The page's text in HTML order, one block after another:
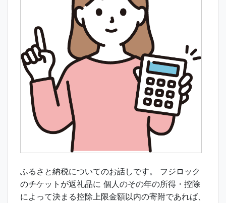
ふるさと納税についてのお話しです。 フジロック
のチケットが返礼品に 個人のその年の所得・控除
によって決まる控除上限金額以内の寄附であれば、